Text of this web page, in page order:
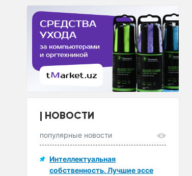
НОВОСТИ
популярные новости
Интеллектуальная
собственность. Лучшие эссе